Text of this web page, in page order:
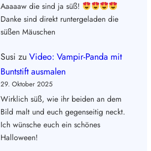
Aaaaaw die sind ja süß!
Danke sind direkt runtergeladen die
süßen Mäuschen
Susi zu Video: Vampir-Panda mit
Buntstift ausmalen
29. Oktober 2025
Wirklich süß, wie ihr beiden an dem
Bild malt und euch gegenseitig neckt.
Ich wünsche euch ein schönes
Halloween!